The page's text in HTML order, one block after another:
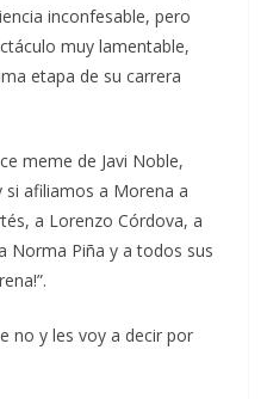
inconfesable, pero
muy lamentable,
etapa de su carrera
meme de Javi Noble,
si afiliamos a Morena a
a Lorenzo Córdova, a
Norma Piña y a todos sus
no y les voy a decir por